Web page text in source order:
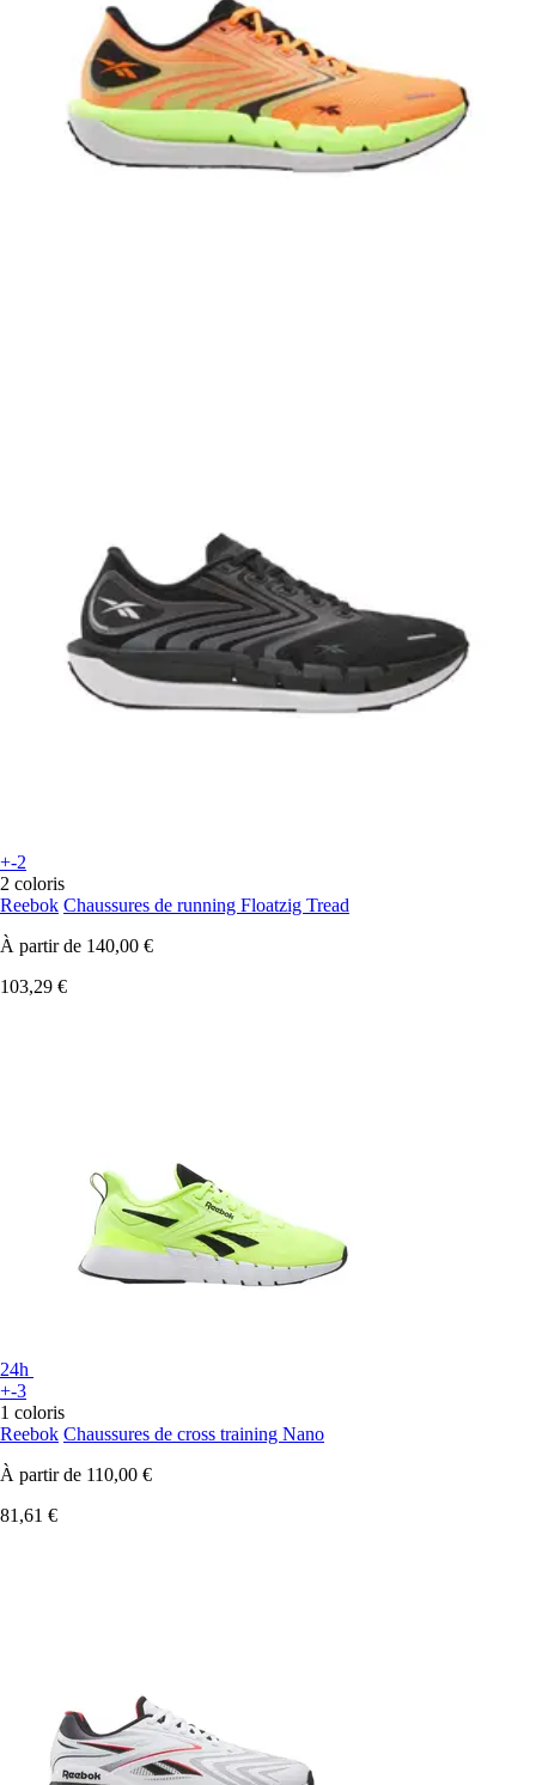
+-2
2 coloris
Reebok Chaussures de running Floatzig Tread
À partir de 140,00 €
103,29 €
24h
+-3
1 coloris
Reebok Chaussures de cross training Nano
À partir de 110,00 €
81,61 €